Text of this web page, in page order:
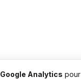
Google Analytics pour